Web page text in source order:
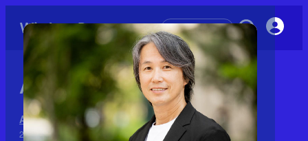
初めての方へ
AIでSEOは終わったのか？
AI時代の新戦略
2026年3月27日